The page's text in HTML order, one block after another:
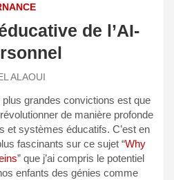
de l’AI-
ALAOUI
grandes convictions est que
de manière profonde
et systèmes éducatifs. C’est en
fascinants sur ce sujet “Why
” que j’ai compris le potentiel
enfants des génies comme